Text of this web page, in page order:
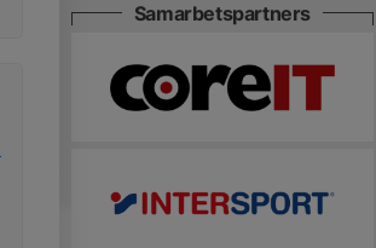
Samarbetspartners